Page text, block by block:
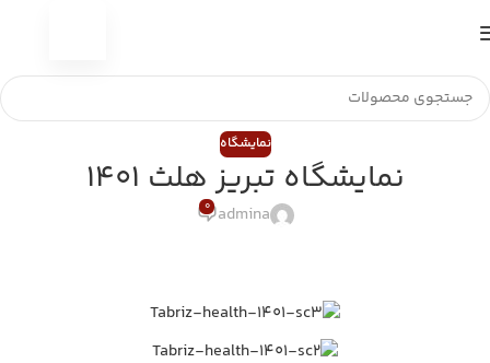
نمایشگاه
نمایشگاه تبریز هلث 1401
admina
0